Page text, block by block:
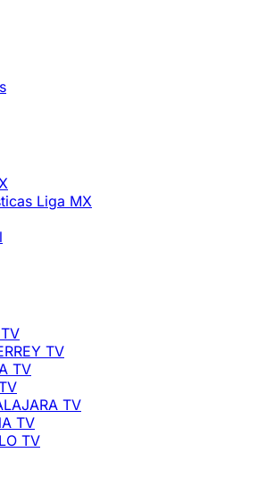
Liga MX
TV
TV
TV
TV
TV